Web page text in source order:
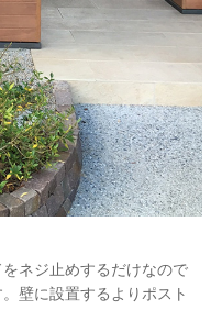
ネジ止めするだけなので
壁に設置するよりポスト